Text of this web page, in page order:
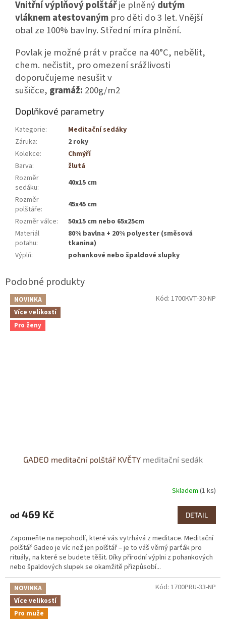
Vnitřní výplňový polštářje plněnýdutým
vláknem atestovaným pro děti do 3 let. Vnější
obal ze 100% bavlny. Střední míra plnění.
Povlak je možné prát v pračce na 40°C, nebělit,
chem. nečistit, pro omezení srážlivosti
doporučujeme nesušit v
sušičce, gramáž: 200g/m2
Doplňkové parametry
Kategorie:
Meditační sedáky
Záruka:
2 roky
Kolekce:
Chmýří
Barva:
žlutá
Rozměr
sedáku:
40x15 cm
Rozměr
polštáře:
45x45 cm
Rozměr válce:
50x15 cm nebo 65x25cm
Materiál
potahu:
80% bavlna + 20% polyester (směsová
tkanina)
Výplň: pohankové nebo špaldové slupky
NOVINKA
Více velikostí
Pro ženy
GADEO meditační polštář KVĚTY meditační sedák
Skladem (1 ks)
od 469 Kč DETAIL
Zapomeňte na nepohodlí, které vás vytrhává z meditace. Meditační
polštář Gadeo je víc než jen polštář – je to váš věrný parťák pro
rituály, na které se budete těšit. Díky přírodní výplni z pohankových
nebo špaldových slupek se okamžitě přizpůsobí...
Kód: 1700KVT-30-NP
NOVINKA
Více velikostí
Pro muže
Kód: 1700PRU-33-NP